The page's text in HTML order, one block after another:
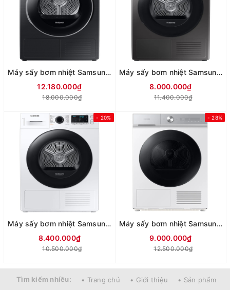
Máy sấy bơm nhiệt Samsung 9 kg DV90T6240LB/SV
12.180.000₫
18.000.000₫
Máy sấy bơm nhiệt Samsung 9 kg DV90TA240AX/SV
8.000.000₫
11.400.000₫
- 20%
Máy sấy bơm nhiệt Samsung 9 Kg DV90TA240AE/SV
8.400.000₫
10.500.000₫
- 28%
Máy sấy bơm nhiệt Samsung Bespoke AI 9 kg DV90BB9440GH/SV
9.000.000₫
12.500.000₫
Tìm kiếm nhiều: • Trang chủ • Giới thiệu • Sản phẩm